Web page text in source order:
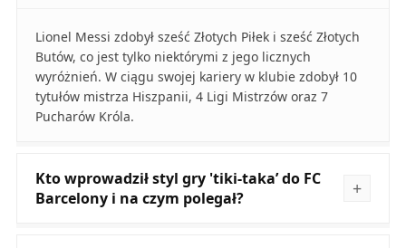
Lionel Messi zdobył sześć Złotych Piłek i sześć Złotych
Butów, co jest tylko niektórymi z jego licznych
wyróżnień. W ciągu swojej kariery w klubie zdobył 10
tytułów mistrza Hiszpanii, 4 Ligi Mistrzów oraz 7
Pucharów Króla.
Kto wprowadził styl gry 'tiki-taka’ do FC
Barcelony i na czym polegał?